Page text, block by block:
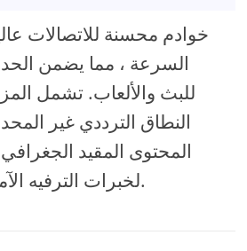
السرعة ، مما يضمن الحد
للبث والألعاب. تشمل
النطاق الترددي غير
المحتوى المقيد
لخبرات الترفيه الآمنة وغير المنقطعة.